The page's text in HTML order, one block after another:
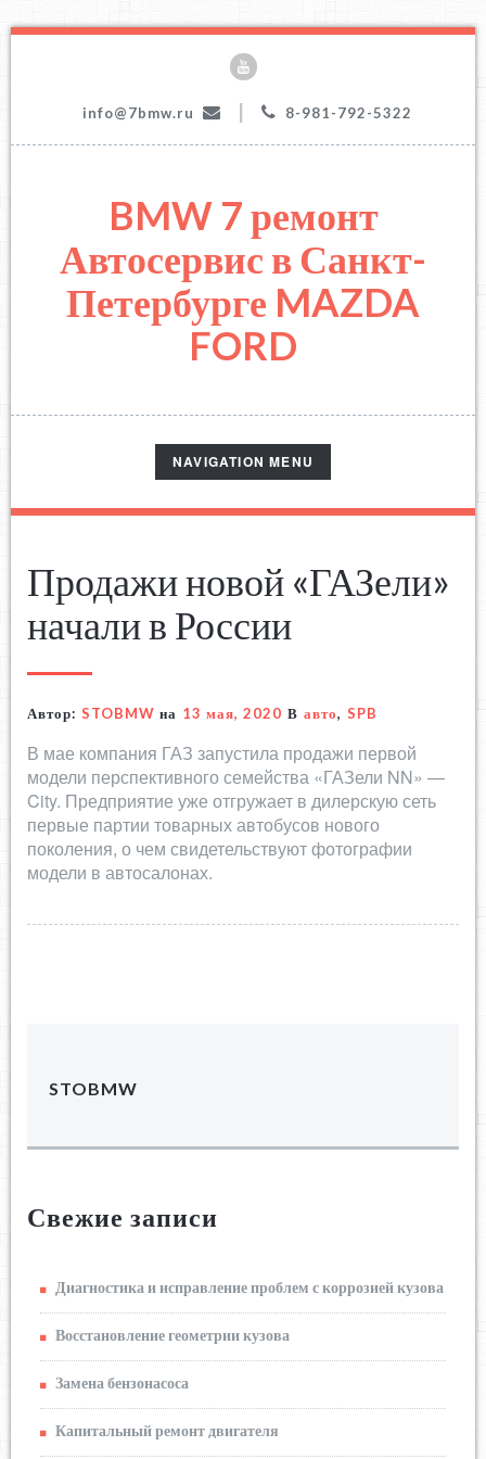
info@7bmw.ru 8-981-792-5322
BMW 7 ремонт
Автосервис в Санкт-
Петербурге MAZDA
FORD
TOGGLE
NAVIGATION
NAVIGATION MENU
Продажи новой «ГАЗели»
начали в России
Автор: STOBMW на 13 мая, 2020 В авто, SPB
В мае компания ГАЗ запустила продажи первой
модели перспективного семейства «ГАЗели NN» —
City. Предприятие уже отгружает в дилерскую сеть
первые партии товарных автобусов нового
поколения, о чем свидетельствуют фотографии
модели в автосалонах.
STOBMW
Свежие записи
Диагностика и исправление проблем с коррозией кузова
Восстановление геометрии кузова
Замена бензонасоса
Капитальный ремонт двигателя